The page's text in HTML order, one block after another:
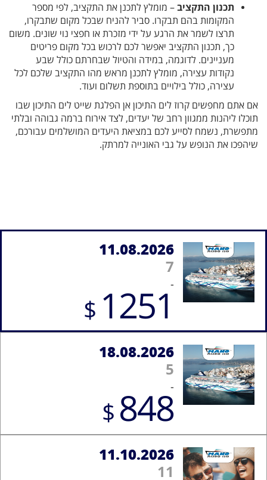
תכנון התקציב– מומלץ לתכנן את התקציב, לפי מספר
המקומות בהם תבקרו. סביר להניח שבכל מקום שתבקרו,
תרצו לשמר את הרגע על ידי מזכרת או חפצי נוי שונים. משום
כך, תכנון התקציב יאפשר לכם לרכוש בכל מקום פריטים
מעניינים. לדוגמה, במידה והטיול שבחרתם כולל שבע
נקודות עצירה, מומלץ לתכנן מראש מהו התקציב שלכם לכל
עצירה, כולל בילויים בתוספת תשלום ועוד.
אם אתם מחפשים קרוז לים התיכון אן הפלגת שייט לים התיכון שבו
תוכלו ליהנות ממגוון רחב של יעדים, לצד אירוח ברמה גבוהה ובלתי
מתפשרת, נשמח לסייע לכם במציאת היעדים המושלמים עבורכם,
שיהפכו את הנופש על גבי האונייה למרתק.
11.08.2026
7
-
$ 1251
18.08.2026
5
-
$ 848
11.10.2026
11